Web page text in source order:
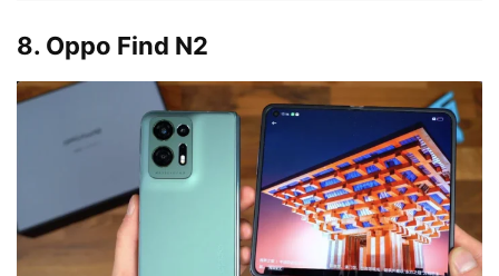
8. Oppo Find N2